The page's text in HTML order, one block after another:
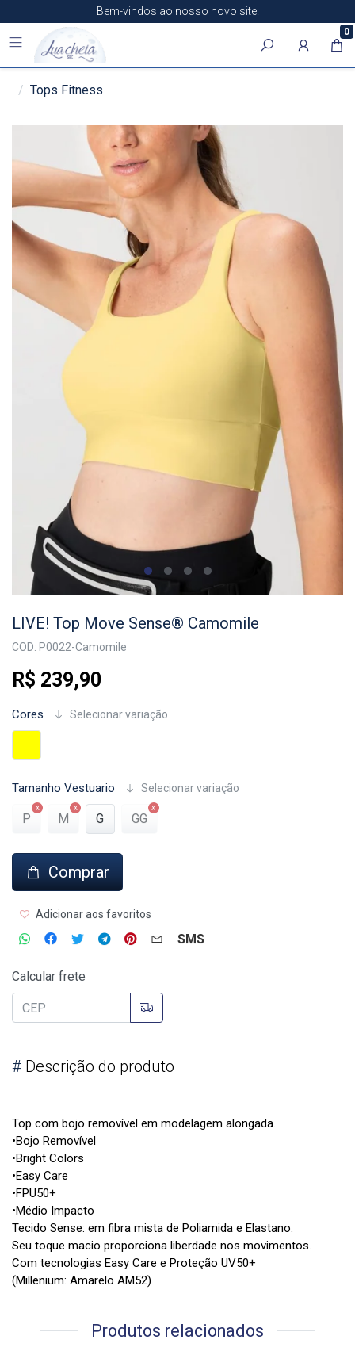
Bem-vindos ao nosso novo site!
0
Tops Fitness
LIVE! Top Move Sense® Camomile
COD: P0022-Camomile
R$ 239,90
Cores Selecionar variação
Tamanho Vestuario Selecionar variação
P M G GG
Comprar
Adicionar aos favoritos
SMS
Calcular frete
# Descrição do produto
Top com bojo removível em modelagem alongada.
•Bojo Removível
•Bright Colors
•Easy Care
•FPU50+
•Médio Impacto
Tecido Sense: em fibra mista de Poliamida e Elastano.
Seu toque macio proporciona liberdade nos movimentos.
Com tecnologias Easy Care e Proteção UV50+
(Millenium: Amarelo AM52)
Produtos relacionados